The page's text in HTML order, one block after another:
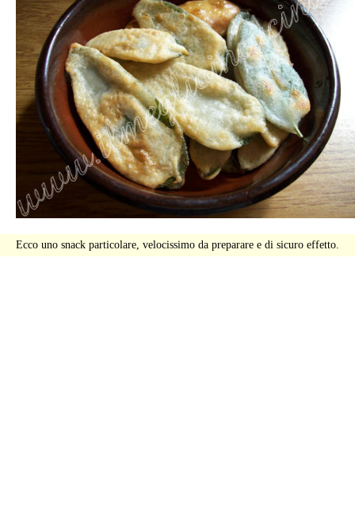
Ecco uno snack particolare, velocissimo da preparare e di sicuro effetto.